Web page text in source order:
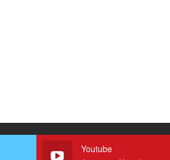
Youtube